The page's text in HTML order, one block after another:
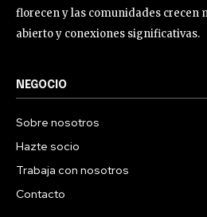
florecen y las comunidades crecen
abierto y conexiones significativas.
NEGOCIO
Sobre nosotros
Hazte socio
Trabaja con nosotros
Contacto